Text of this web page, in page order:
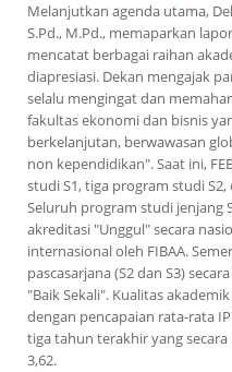
Melanjutkan agenda utama,
S.Pd., M.Pd., memaparkan
mencatat berbagai raihan
diapresiasi. Dekan mengajak
selalu mengingat dan
fakultas ekonomi dan bisnis
berkelanjutan, berwawasan
non kependidikan". Saat ini,
studi S1, tiga program studi
Seluruh program studi jenjang
akreditasi "Unggul" secara
internasional oleh FIBAA.
pascasarjana (S2 dan S3)
"Baik Sekali". Kualitas
dengan pencapaian rata-rata
tiga tahun terakhir yang
3,62.